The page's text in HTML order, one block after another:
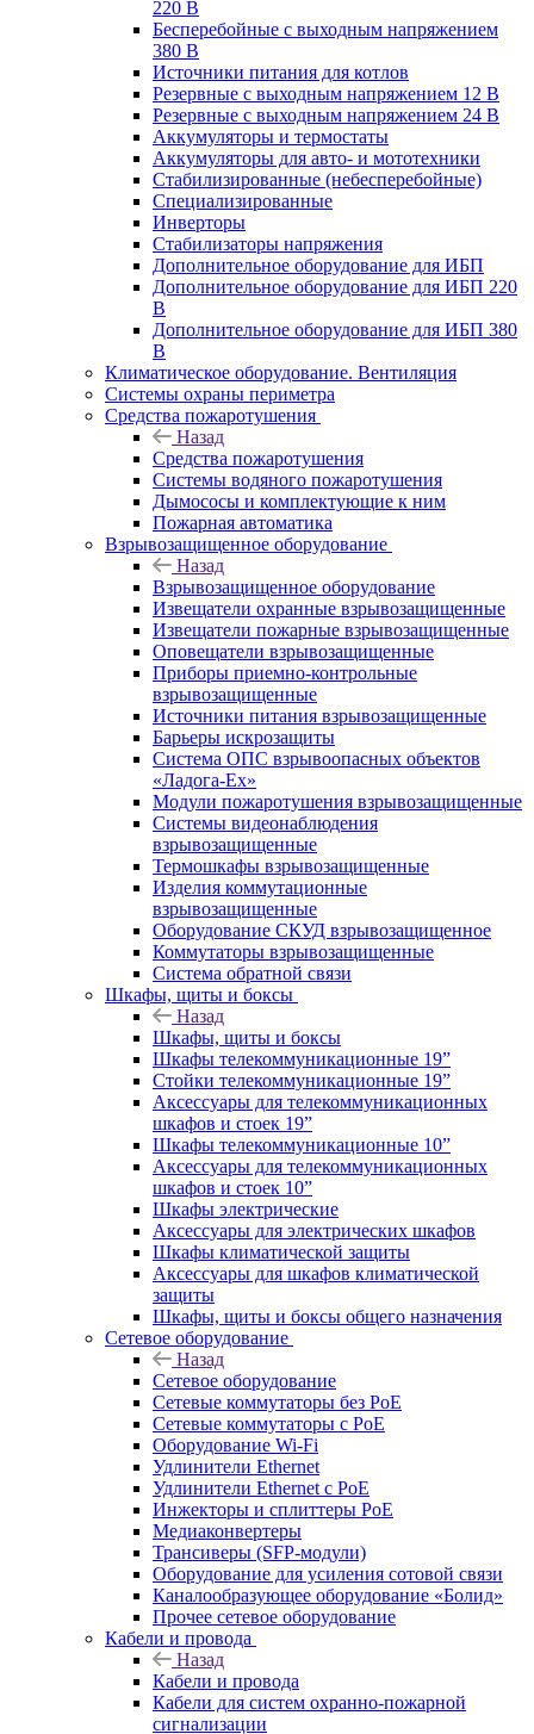
220 В
Бесперебойные с выходным напряжением
380 В
Источники питания для котлов
Резервные с выходным напряжением 12 В
Резервные с выходным напряжением 24 В
Аккумуляторы и термостаты
Аккумуляторы для авто- и мототехники
Стабилизированные (небесперебойные)
Специализированные
Инверторы
Стабилизаторы напряжения
Дополнительное оборудование для ИБП
Дополнительное оборудование для ИБП 220
В
Дополнительное оборудование для ИБП 380
В
Климатическое оборудование. Вентиляция
Системы охраны периметра
Средства пожаротушения
Назад
Средства пожаротушения
Системы водяного пожаротушения
Дымососы и комплектующие к ним
Пожарная автоматика
Взрывозащищенное оборудование
Назад
Взрывозащищенное оборудование
Извещатели охранные взрывозащищенные
Извещатели пожарные взрывозащищенные
Оповещатели взрывозащищенные
Приборы приемно-контрольные
взрывозащищенные
Источники питания взрывозащищенные
Барьеры искрозащиты
Система ОПС взрывоопасных объектов
«Ладога-Ex»
Модули пожаротушения взрывозащищенные
Системы видеонаблюдения
взрывозащищенные
Термошкафы взрывозащищенные
Изделия коммутационные
взрывозащищенные
Оборудование СКУД взрывозащищенное
Коммутаторы взрывозащищенные
Система обратной связи
Шкафы, щиты и боксы
Назад
Шкафы, щиты и боксы
Шкафы телекоммуникационные 19”
Стойки телекоммуникационные 19”
Аксессуары для телекоммуникационных
шкафов и стоек 19”
Шкафы телекоммуникационные 10”
Аксессуары для телекоммуникационных
шкафов и стоек 10”
Шкафы электрические
Аксессуары для электрических шкафов
Шкафы климатической защиты
Аксессуары для шкафов климатической
защиты
Шкафы, щиты и боксы общего назначения
Сетевое оборудование
Назад
Сетевое оборудование
Сетевые коммутаторы без PoE
Сетевые коммутаторы с PoE
Оборудование Wi-Fi
Удлинители Ethernet
Удлинители Ethernet с PoE
Инжекторы и сплиттеры PoE
Медиаконвертеры
Трансиверы (SFP-модули)
Оборудование для усиления сотовой связи
Каналообразующее оборудование «Болид»
Прочее сетевое оборудование
Кабели и провода
Назад
Кабели и провода
Кабели для систем охранно-пожарной
сигнализации